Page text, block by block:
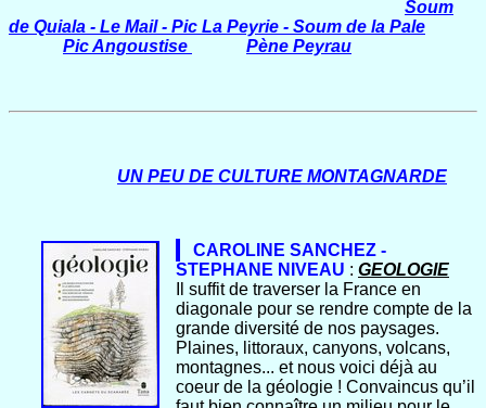
Soum
de Quiala - Le Mail - Pic La Peyrie - Soum de la Pale
Pic Angoustise
Pène Peyrau
UN PEU DE CULTURE MONTAGNARDE
CAROLINE SANCHEZ -
STEPHANE NIVEAU : GEOLOGIE
Il suffit de traverser la France en
diagonale pour se rendre compte de la
grande diversité de nos paysages.
Plaines, littoraux, canyons, volcans,
montagnes... et nous voici déjà au
coeur de la géologie ! Convaincus qu’il